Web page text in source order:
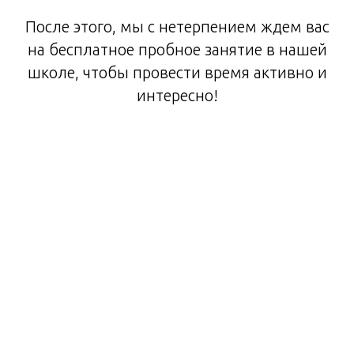
После этого, мы с нетерпением ждем вас
на бесплатное пробное занятие в нашей
школе, чтобы провести время активно и
интересно!